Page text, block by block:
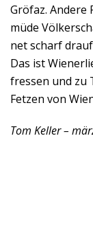
Gröfaz. Andere
müde
net scharf
Das ist
fressen und zu
Fetzen von
Tom Keller –